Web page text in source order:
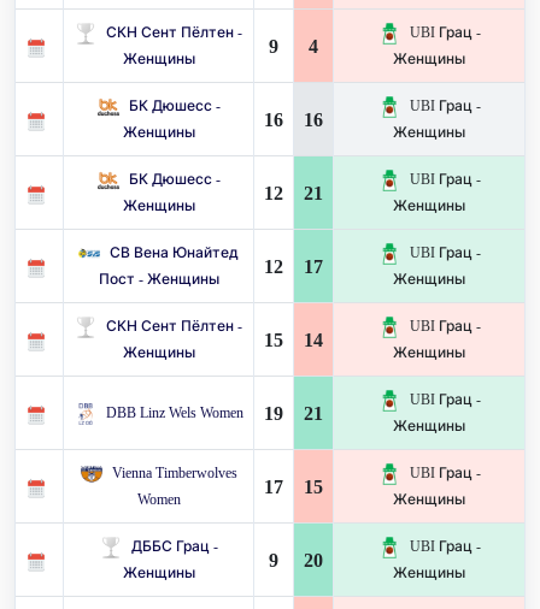
СКН Сент Пёлтен -
Женщины
9 4
UBI Грац -
Женщины
БК Дюшесс -
Женщины
16 16
UBI Грац -
Женщины
БК Дюшесс -
Женщины
12 21
UBI Грац -
Женщины
СВ Вена Юнайтед
Пост - Женщины
12 17
UBI Грац -
Женщины
СКН Сент Пёлтен -
Женщины
15 14
UBI Грац -
Женщины
DBB Linz Wels Women 19 21
UBI Грац -
Женщины
Vienna Timberwolves
Women
17 15
UBI Грац -
Женщины
ДББС Грац -
Женщины
9 20
UBI Грац -
Женщины